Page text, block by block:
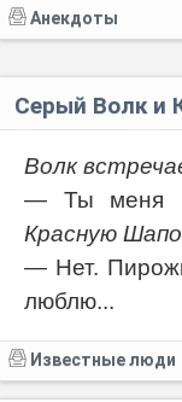
Анекдоты
Серый Волк и
Волк
— Ты меня
Красную
— Нет.
люблю...
Известные люди